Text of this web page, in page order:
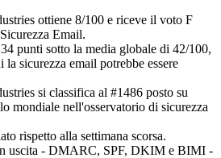
ottiene 8/100 e riceve il voto F
Email.
punti sotto la media globale di 42/100,
sicurezza email potrebbe essere
si classifica al #1486 posto su
mondiale nell'osservatorio di sicurezza
rispetto alla settimana scorsa.
uscita - DMARC, SPF, DKIM e BIMI -